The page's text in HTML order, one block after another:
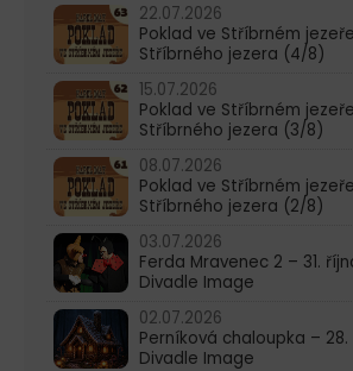
22.07.2026
Poklad ve Stříbrném
Stříbrného jezera (4/8)
15.07.2026
Poklad ve Stříbrném
Stříbrného jezera (3/8)
08.07.2026
Poklad ve Stříbrném jezeře
Stříbrného jezera (2/8)
03.07.2026
Ferda Mravenec 2 – 31.
Divadle Image
02.07.2026
Perníková chaloupka –
Divadle Image